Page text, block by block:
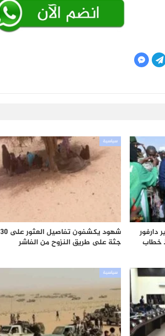
دارفور
خطاب
سياسية
شهود يكشفون تفاصيل العثور على 30
جثة على طريق النزوح من الفاشر
سياسية